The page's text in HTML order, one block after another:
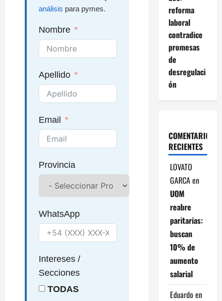
análisis para pymes.
Nombre
Apellido
Email
Provincia
WhatsApp
Intereses /
Secciones
TODAS
reforma
laboral
contradice
promesas
de
desregulaci
ón
COMENTARIOS
RECIENTES
LOVATO
GARCAen
UOM
reabre
paritarias:
buscan
10% de
aumento
salarial
Eduardo en